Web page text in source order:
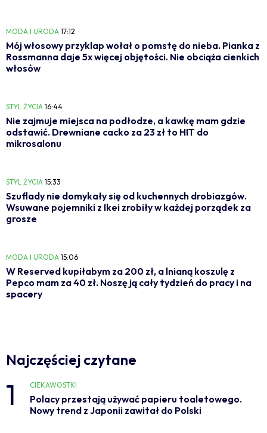
MODA I URODA 17:12
Mój włosowy przyklap wołał o pomstę do nieba. Pianka z
Rossmanna daje 5x więcej objętości. Nie obciąża cienkich
włosów
STYL ŻYCIA 16:44
Nie zajmuje miejsca na podłodze, a kawkę mam gdzie
odstawić. Drewniane cacko za 23 zł to HIT do
mikrosalonu
STYL ŻYCIA 15:33
Szuflady nie domykały się od kuchennych drobiazgów.
Wsuwane pojemniki z Ikei zrobiły w każdej porządek za
grosze
MODA I URODA 15:06
W Reserved kupiłabym za 200 zł, a lnianą koszulę z
Pepco mam za 40 zł. Noszę ją cały tydzień do pracy i na
spacery
Najczęściej czytane
1 CIEKAWOSTKI
Polacy przestają używać papieru toaletowego.
Nowy trend z Japonii zawitał do Polski